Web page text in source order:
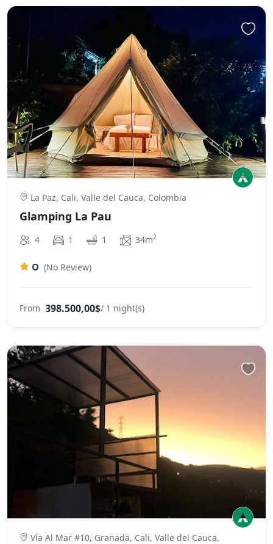
La Paz, Cali, Valle del Cauca, Colombia
Glamping La Pau
4 1 1 34m2
0 (No Review)
From 398.500,00$/ 1 night(s)
Vía Al Mar #10, Granada, Cali, Valle del Cauca,